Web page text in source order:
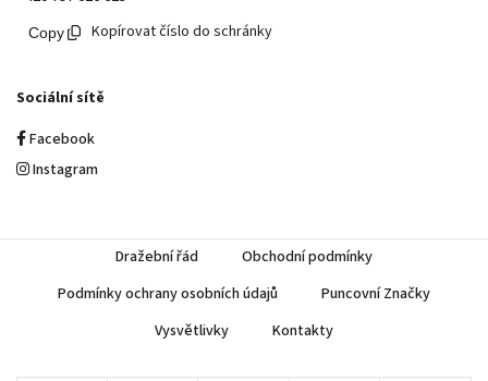
Kopírovat číslo do schránky
Sociální sítě
Facebook
Instagram
Dražební řád
Obchodní podmínky
Podmínky ochrany osobních údajů
Puncovní Značky
Vysvětlivky
Kontakty